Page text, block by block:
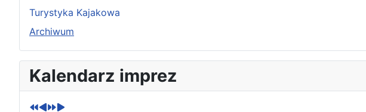
Turystyka Kajakowa
Archiwum
Kalendarz imprez
P
o
p
r
P
o
p
r
N
a
s
t
N
a
s
t